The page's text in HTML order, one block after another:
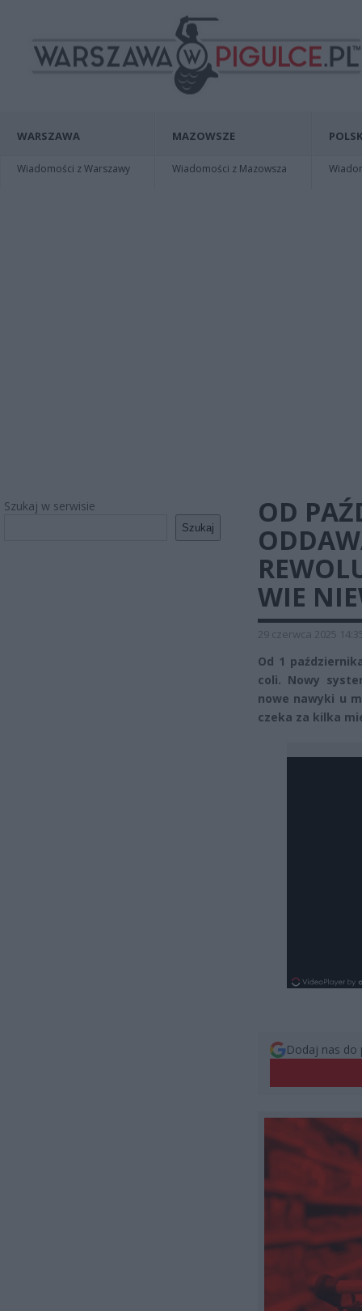
WARSZAWA
Wiadomości z Warszawy
MAZOWSZE
Wiadomości z Mazowsza
Szukaj w serwisie
Szukaj
OD
WIE
29 czerwca 2025
Od 1
coli. Nowy
nowe nawyki u
czeka za kilka
Dodaj nas do